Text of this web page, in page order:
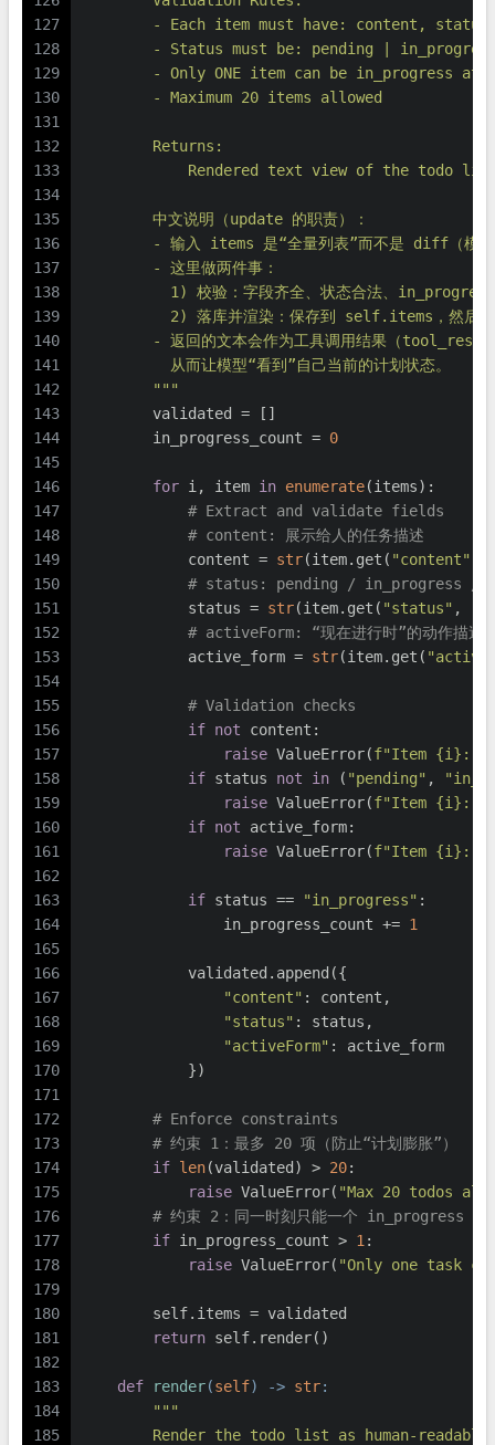
127
128
129
130
131
132
133
134
135
136
137
138
139
140
141
142
143
144
145
146
147
148
149
150
151
152
153
154
155
156
157
158
159
160
161
162
163
164
165
166
167
168
169
170
171
172
173
174
175
176
177
178
179
180
181
182
183
184
185
- Each item must have: content,
- Status must be: pending |
- Only ONE item can be in_progress at
        - Maximum 20 items allowed
        Returns:
Rendered text view of the todo
        中文说明（update 的职责）：
- 输入 items 是“全量列表”而不是 diff（模型
        - 这里做两件事：
1) 校验：字段齐全、状态合法、
2) 落库并渲染：保存到 self.items，然后
- 返回的文本会作为工具调用结果（
          从而让模型“看到”自己当前的计划状态。
        """
        validated = []
        in_progress_count =
0
for i, item in enumerate(items):
# Extract and validate fields
# content: 展示给人的任务描述
            content =
str(item.get( "content"
# status: pending / in_progress /
            status =
str(item.get( "status" ,
# activeForm: “现在进行时”的动作描述
            active_form =
str(item.get(
# Validation checks
if not content:
raise ValueError(f"Item {i} :
if status not in ( "pending" ,
raise ValueError(f"Item {i} :
if not active_form:
raise ValueError(f"Item {i} :
if status == "in_progress" :
                in_progress_count +=
1
            validated.append({
"content" : content,
"status" : status,
"activeForm" : active_form
            })
# Enforce constraints
# 约束 1：最多 20 项（防止“计划膨胀”）
if len(validated) > 20:
raise ValueError( "Max 20 todos
# 约束 2：同一时刻只能一个 in_progress（防
if in_progress_count > 1 :
raise ValueError( "Only one task
        self.items = validated
return self.render()
def render(self) -> str:
"""
Render the todo list as human-readable